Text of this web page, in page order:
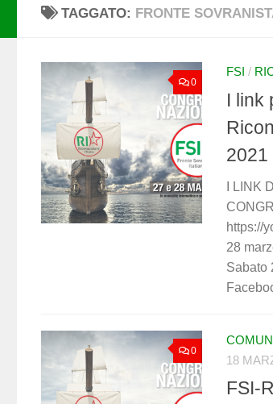
TAGGATO: FRONTE
0
FSI /
I link
2021
I LINK
https://
28
Sabato
0
18
FSI-